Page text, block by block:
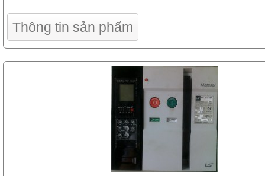
Thông tin sản phẩm